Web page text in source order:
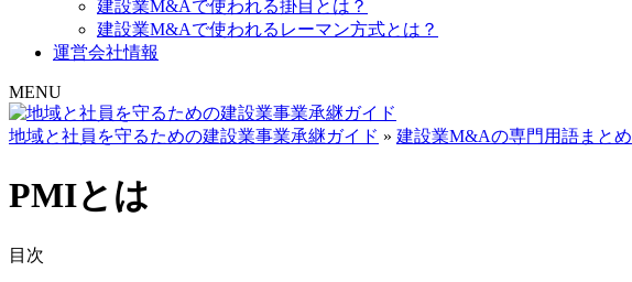
建設業M&Aで使われる掛目とは？
建設業M&Aで使われるレーマン方式とは？
運営会社情報
MENU
地域と社員を守るための建設業事業承継ガイド » 建設業M&Aの専門用語まとめ
PMIとは
目次